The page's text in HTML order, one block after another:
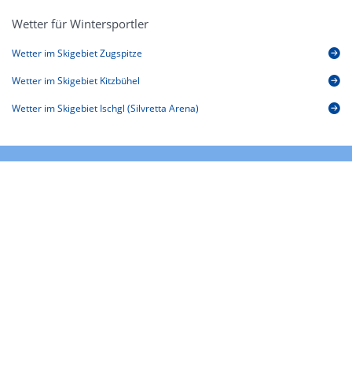
Wetter für Wintersportler
Wetter im Skigebiet Zugspitze
Wetter im Skigebiet Kitzbühel
Wetter im Skigebiet Ischgl (Silvretta Arena)